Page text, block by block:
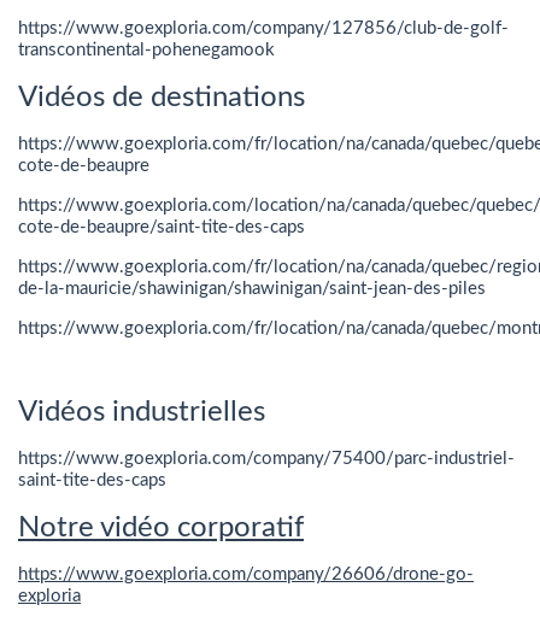
https://www.goexploria.com/company/127856/club-de-golf-
transcontinental-pohenegamook
Vidéos de destinations
https://www.goexploria.com/fr/location/na/canada/quebec/
cote-de-beaupre
https://www.goexploria.com/location/na/canada/quebec/
cote-de-beaupre/saint-tite-des-caps
https://www.goexploria.com/fr/location/na/canada/quebec/
de-la-mauricie/shawinigan/shawinigan/saint-jean-des-piles
https://www.goexploria.com/fr/location/na/canada/quebec/
Vidéos industrielles
https://www.goexploria.com/company/75400/parc-industriel-
saint-tite-des-caps
Notre vidéo corporatif
https://www.goexploria.com/company/26606/drone-go-
exploria